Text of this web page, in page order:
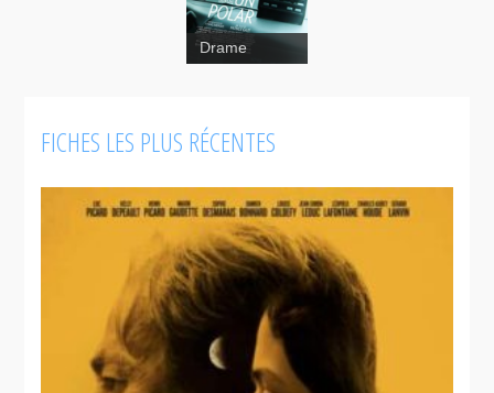
n'est pas un
polar
Drame
FICHES LES PLUS RÉCENTES